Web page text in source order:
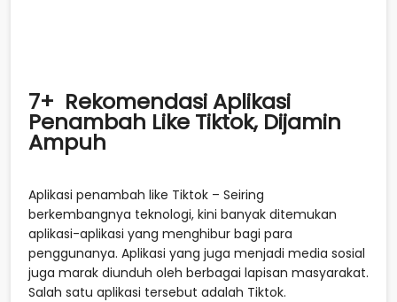
7+ Rekomendasi Aplikasi
Penambah Like Tiktok, Dijamin
Ampuh
Aplikasi penambah like Tiktok – Seiring
berkembangnya teknologi, kini banyak ditemukan
aplikasi-aplikasi yang menghibur bagi para
penggunanya. Aplikasi yang juga menjadi media sosial
juga marak diunduh oleh berbagai lapisan masyarakat.
Salah satu aplikasi tersebut adalah Tiktok.